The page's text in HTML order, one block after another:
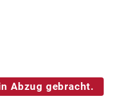
Abzug gebracht.